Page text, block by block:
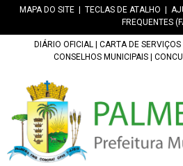
MAPA DO SITE TECLAS DE ATALHO
FREQUENTES
DIÁRIO OFICIAL CARTA DE
CONSELHOS MUNICIPAIS